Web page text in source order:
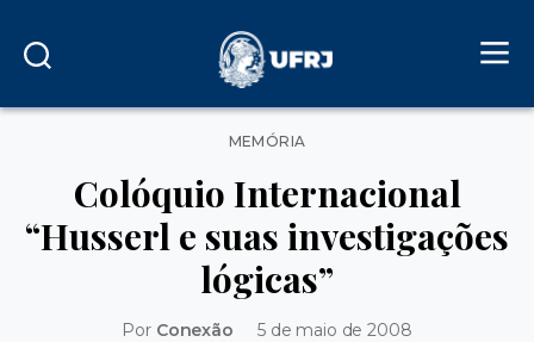
Categorias
MEMÓRIA
Colóquio Internacional
“Husserl e suas investigações
lógicas”
Por Conexão 5 de maio de 2008